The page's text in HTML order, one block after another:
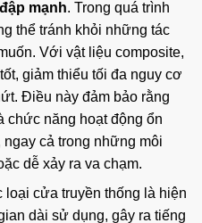
mạnh. Trong quá trình
thể tránh khỏi những tác
Với vật liệu composite,
giảm thiểu tối đa nguy cơ
Điều này đảm bảo rằng
chức năng hoạt động ổn
cả trong những môi
dễ xảy ra va chạm.
cửa truyền thống là hiện
dài sử dụng, gây ra tiếng